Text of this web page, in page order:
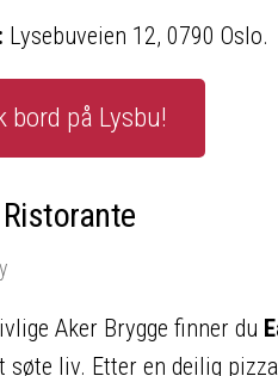
Lysebuveien 12, 0790 Oslo.
bord på Lysbu!
Aker Brygge finner du
søte liv. Etter en deilig